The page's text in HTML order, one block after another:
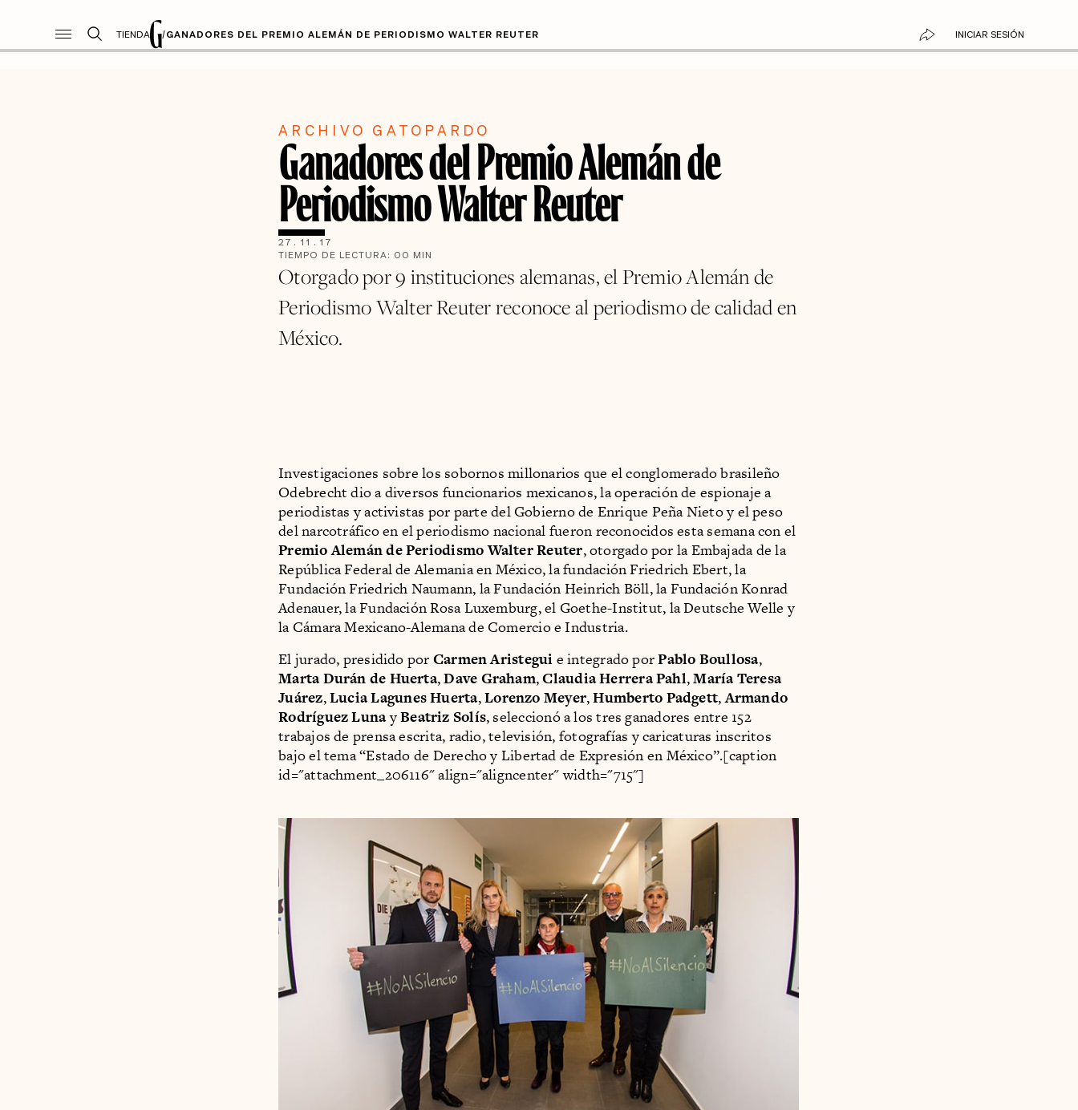
TIENDA /GANADORES DEL PREMIO ALEMÁN DE PERIODISMO WALTER REUTER INICIAR SESIÓN
ARCHIVO GATOPARDO
Ganadores del Premio Alemán de
Periodismo Walter Reuter
27 . 11 . 17
TIEMPO DE LECTURA: 00 MIN
Otorgado por 9 instituciones alemanas, el Premio Alemán de
Periodismo Walter Reuter reconoce al periodismo de calidad en
México.
Investigaciones sobre los sobornos millonarios que el conglomerado brasileño
Odebrecht dio a diversos funcionarios mexicanos, la operación de espionaje a
periodistas y activistas por parte del Gobierno de Enrique Peña Nieto y el peso
del narcotráfico en el periodismo nacional fueron reconocidos esta semana con el
Premio Alemán de Periodismo Walter Reuter, otorgado por la Embajada de la
República Federal de Alemania en México, la fundación Friedrich Ebert, la
Fundación Friedrich Naumann, la Fundación Heinrich Böll, la Fundación Konrad
Adenauer, la Fundación Rosa Luxemburg, el Goethe-Institut, la Deutsche Welle y
la Cámara Mexicano-Alemana de Comercio e Industria.
El jurado, presidido por Carmen Aristegui e integrado porPablo Boullosa,
Marta Durán de Huerta,Dave Graham,Claudia Herrera Pahl,María Teresa
Juárez,Lucia Lagunes Huerta,Lorenzo Meyer,Humberto Padgett,Armando
Rodríguez LunayBeatriz Solís, seleccionó a los tres ganadores entre 152
trabajos de prensa escrita, radio, televisión, fotografías y caricaturas inscritos
bajo el tema “Estado de Derecho y Libertad de Expresión en México”.[caption
id="attachment_206116" align="aligncenter" width="715"]